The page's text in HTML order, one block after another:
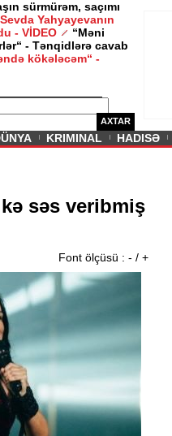
sürmürəm, saçımı
Sevda Yahyayevanın
- VİDEO
“Məni
- Tənqidlərə cavab
kökələcəm“ -
AXTAR
/
KRIMINAL HADISƏ
səs veribmiş
Font ölçüsü : - / +